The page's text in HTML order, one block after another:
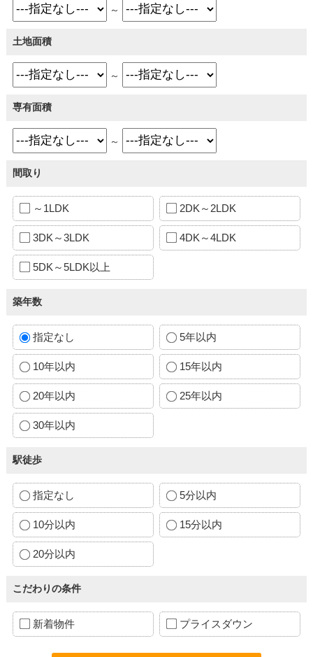
～
土地面積
～
専有面積
～
間取り
～1LDK 2DK～2LDK
3DK～3LDK 4DK～4LDK
5DK～5LDK以上
築年数
指定なし 5年以内
10年以内 15年以内
20年以内 25年以内
30年以内
駅徒歩
指定なし 5分以内
10分以内 15分以内
20分以内
こだわりの条件
新着物件 プライスダウン